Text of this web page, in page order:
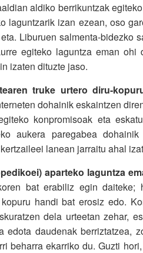
aldiko berrikuntzak
laguntzarik izan ezean, oso
Liburuen salmenta-bidezko
egiteko laguntza eman ohi
izaten dituzte jaso.
truke urtero diru-
dohainik eskaintzen
konpromisoak eta
aukera paregabea
lanean jarraitu ahal
aparteko laguntza
bat erabiliz egin daiteke;
handi bat erosiz edo.
dela urteetan zehar,
daudenak berriztatzea,
beharra ekarriko du. Guzti